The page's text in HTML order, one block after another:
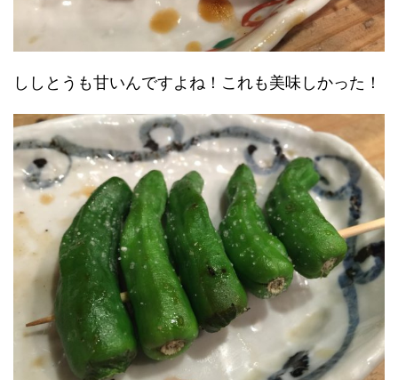
ししとうも甘いんですよね！これも美味しかった！